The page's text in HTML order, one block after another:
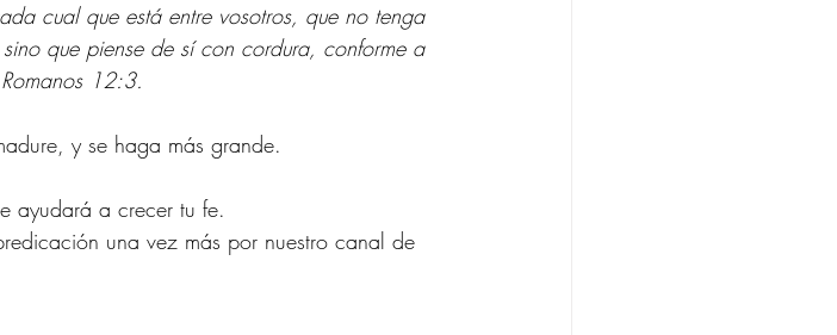
cual que está entre vosotros, que no tenga
que piense de sí con cordura, conforme a
12:3.
y se haga más grande.
ayudará a crecer tu fe.
una vez más por nuestro canal de